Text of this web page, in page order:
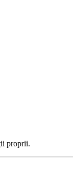
proprii.